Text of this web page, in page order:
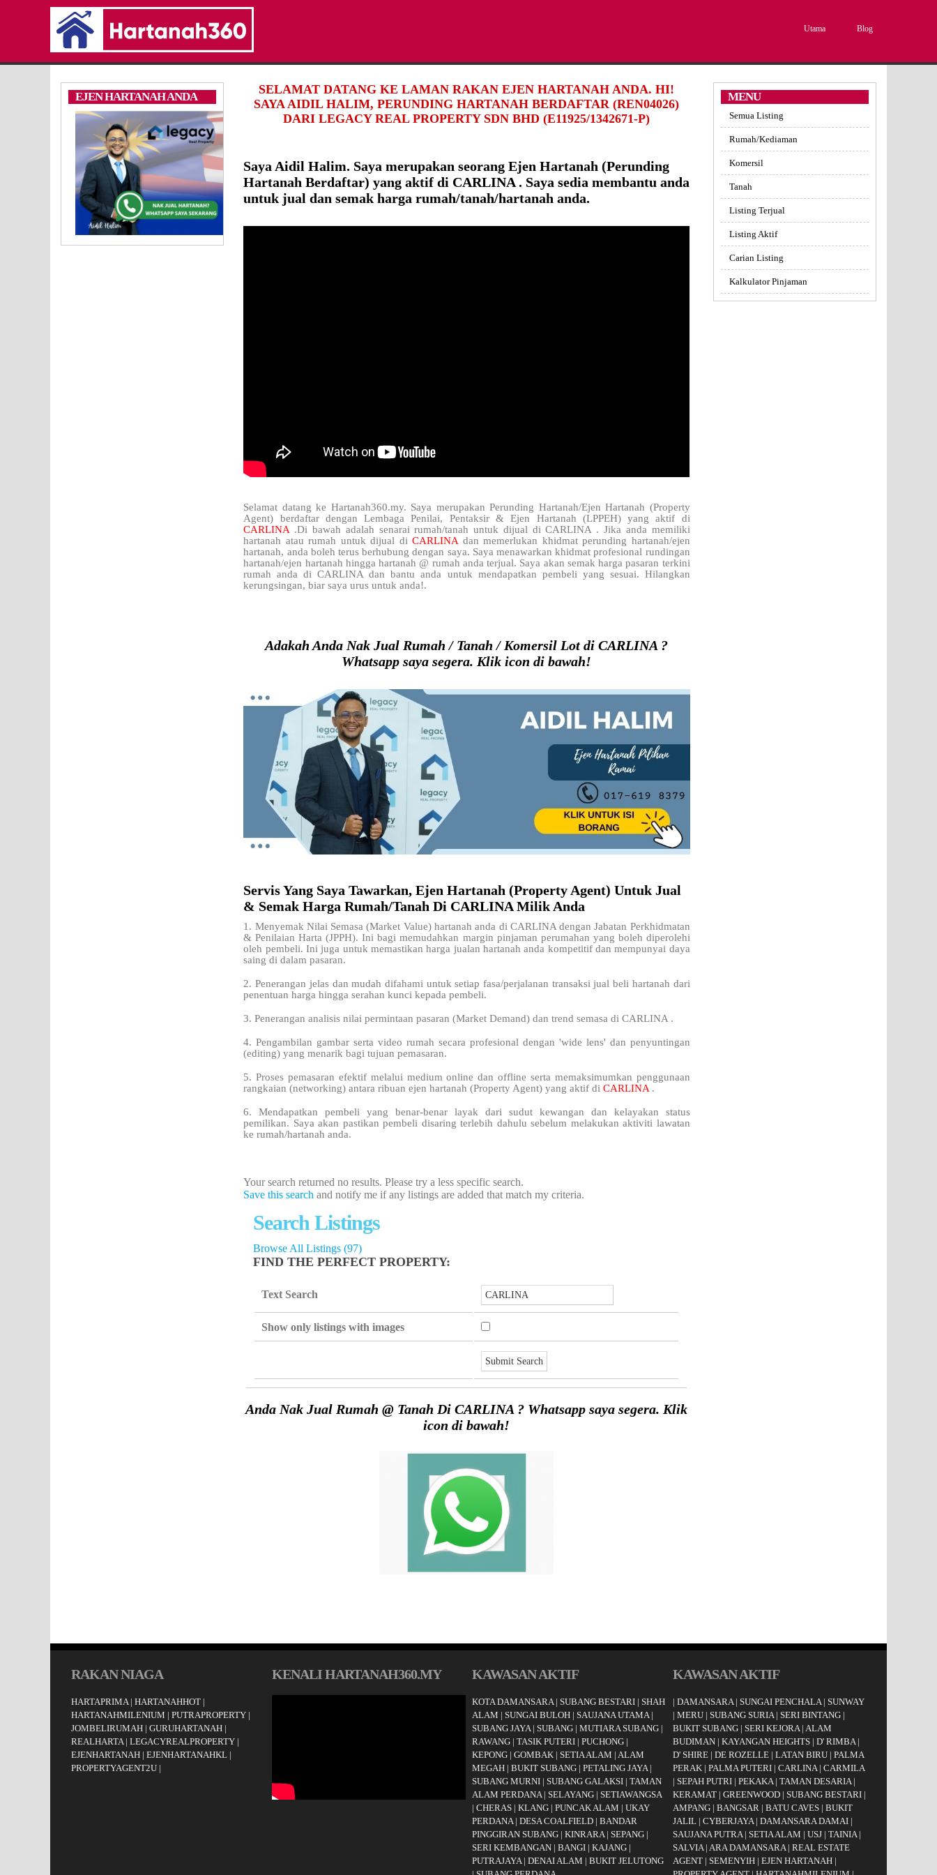
Utama Blog
EJEN HARTANAH ANDA
SELAMAT DATANG KE LAMAN RAKAN EJEN HARTANAH ANDA. HI!
SAYA AIDIL HALIM, PERUNDING HARTANAH BERDAFTAR (REN04026)
DARI LEGACY REAL PROPERTY SDN BHD (E11925/1342671-P)
Saya Aidil Halim. Saya merupakan seorang Ejen Hartanah (Perunding
Hartanah Berdaftar) yang aktif di CARLINA . Saya sedia membantu anda
untuk jual dan semak harga rumah/tanah/hartanah anda.
Selamat datang ke Hartanah360.my. Saya merupakan Perunding Hartanah/Ejen Hartanah (Property
Agent) berdaftar dengan Lembaga Penilai, Pentaksir & Ejen Hartanah (LPPEH) yang aktif di
CARLINA .Di bawah adalah senarai rumah/tanah untuk dijual di CARLINA . Jika anda memiliki
hartanah atau rumah untuk dijual diCARLINA dan memerlukan khidmat perunding hartanah/ejen
hartanah, anda boleh terus berhubung dengan saya. Saya menawarkan khidmat profesional rundingan
hartanah/ejen hartanah hingga hartanah @ rumah anda terjual. Saya akan semak harga pasaran terkini
rumah anda di CARLINA dan bantu anda untuk mendapatkan pembeli yang sesuai. Hilangkan
kerungsingan, biar saya urus untuk anda!.
Adakah Anda Nak Jual Rumah / Tanah / Komersil Lot di CARLINA ?
Whatsapp saya segera. Klik icon di bawah!
Servis Yang Saya Tawarkan, Ejen Hartanah (Property Agent) Untuk Jual
& Semak Harga Rumah/Tanah Di CARLINA Milik Anda
1. Menyemak Nilai Semasa (Market Value) hartanah anda di CARLINA dengan Jabatan Perkhidmatan
& Penilaian Harta (JPPH). Ini bagi memudahkan margin pinjaman perumahan yang boleh diperolehi
oleh pembeli. Ini juga untuk memastikan harga jualan hartanah anda kompetitif dan mempunyai daya
saing di dalam pasaran.
2. Penerangan jelas dan mudah difahami untuk setiap fasa/perjalanan transaksi jual beli hartanah dari
penentuan harga hingga serahan kunci kepada pembeli.
3. Penerangan analisis nilai permintaan pasaran (Market Demand) dan trend semasa di CARLINA .
4. Pengambilan gambar serta video rumah secara profesional dengan 'wide lens' dan penyuntingan
(editing) yang menarik bagi tujuan pemasaran.
5. Proses pemasaran efektif melalui medium online dan offline serta memaksimumkan penggunaan
rangkaian (networking) antara ribuan ejen hartanah (Property Agent) yang aktif diCARLINA .
6. Mendapatkan pembeli yang benar-benar layak dari sudut kewangan dan kelayakan status
pemilikan. Saya akan pastikan pembeli disaring terlebih dahulu sebelum melakukan aktiviti lawatan
ke rumah/hartanah anda.
Your search returned no results. Please try a less specific search.
Save this search and notify me if any listings are added that match my criteria.
Search Listings
Browse All Listings (97)
FIND THE PERFECT PROPERTY:
Text Search
Show only listings with images
Anda Nak Jual Rumah @ Tanah Di CARLINA ? Whatsapp saya segera. Klik
icon di bawah!
MENU
Semua Listing
Rumah/Kediaman
Komersil
Tanah
Listing Terjual
Listing Aktif
Carian Listing
Kalkulator Pinjaman
RAKAN NIAGA
HARTAPRIMA | HARTANAHHOT |
HARTANAHMILENIUM | PUTRAPROPERTY |
JOMBELIRUMAH | GURUHARTANAH |
REALHARTA | LEGACYREALPROPERTY |
EJENHARTANAH | EJENHARTANAHKL |
PROPERTYAGENT2U |
KENALI HARTANAH360.MY KAWASAN AKTIF
KOTA DAMANSARA | SUBANG BESTARI | SHAH
ALAM | SUNGAI BULOH | SAUJANA UTAMA |
SUBANG JAYA | SUBANG | MUTIARA SUBANG |
RAWANG | TASIK PUTERI | PUCHONG |
KEPONG | GOMBAK | SETIA ALAM | ALAM
MEGAH | BUKIT SUBANG | PETALING JAYA |
SUBANG MURNI | SUBANG GALAKSI | TAMAN
ALAM PERDANA | SELAYANG | SETIAWANGSA
| CHERAS | KLANG | PUNCAK ALAM | UKAY
PERDANA | DESA COALFIELD | BANDAR
PINGGIRAN SUBANG | KINRARA | SEPANG |
SERI KEMBANGAN | BANGI | KAJANG |
PUTRAJAYA | DENAI ALAM | BUKIT JELUTONG
KAWASAN AKTIF
| DAMANSARA| SUNGAI PENCHALA| SUNWAY
| MERU| SUBANG SURIA| SERI BINTANG|
BUKIT SUBANG| SERI KEJORA| ALAM
BUDIMAN| KAYANGAN HEIGHTS| D' RIMBA|
D' SHIRE| DE ROZELLE| LATAN BIRU| PALMA
PERAK| PALMA PUTERI | CARLINA| CARMILA
| SEPAH PUTRI| PEKAKA| TAMAN DESARIA|
KERAMAT| GREENWOOD| SUBANG BESTARI|
AMPANG| BANGSAR | BATU CAVES| BUKIT
JALIL| CYBERJAYA| DAMANSARA DAMAI|
SAUJANA PUTRA| SETIA ALAM | USJ| TAINIA|
SALVIA| ARA DAMANSARA| REAL ESTATE
AGENT | SEMENYIH| EJEN HARTANAH|